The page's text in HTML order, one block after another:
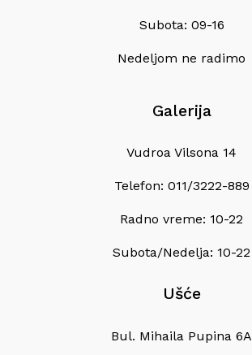
Subota: 09-16
Nedeljom ne radimo
Galerija
Vudroa Vilsona 14
Telefon: 011/3222-889
Radno vreme: 10-22
Subota/Nedelja: 10-22
Ušće
Bul. Mihaila Pupina 6A